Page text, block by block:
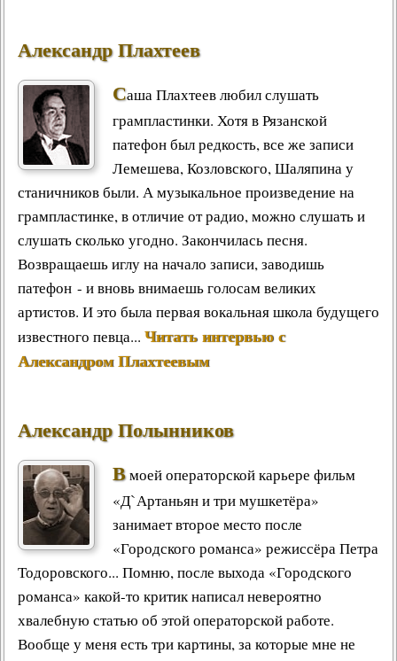
Александр Плахтеев
Саша Плахтеев любил слушать
грампластинки. Хотя в Рязанской
патефон был редкость, все же записи
Лемешева, Козловского, Шаляпина у
станичников были. А музыкальное произведение на
грампластинке, в отличие от радио, можно слушать и
слушать сколько угодно. Закончилась песня.
Возвращаешь иглу на начало записи, заводишь
патефон - и вновь внимаешь голосам великих
артистов. И это была первая вокальная школа будущего
известного певца... Читать интервью с
Александром Плахтеевым
Александр Полынников
Вмоей операторской карьере фильм
«Д`Артаньян и три мушкетёра»
занимает второе место после
«Городского романса» режиссёра Петра
Тодоровского... Помню, после выхода «Городского
романса» какой-то критик написал невероятно
хвалебную статью об этой операторской работе.
Вообще у меня есть три картины, за которые мне не